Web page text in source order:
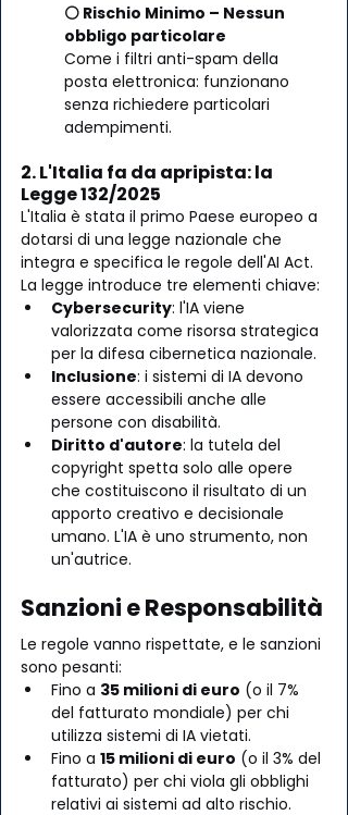
⚪ Rischio Minimo – Nessun
obbligo particolare
Come i filtri anti-spam della
posta elettronica: funzionano
senza richiedere particolari
adempimenti.
2. L'Italia fa da apripista: la
Legge 132/2025
L'Italia è stata il primo Paese europeo a
dotarsi di una legge nazionale che
integra e specifica le regole dell'AI Act.
La legge introduce tre elementi chiave:
Cybersecurity: l'IA viene
valorizzata come risorsa strategica
per la difesa cibernetica nazionale.
Inclusione: i sistemi di IA devono
essere accessibili anche alle
persone con disabilità.
Diritto d'autore: la tutela del
copyright spetta solo alle opere
che costituiscono il risultato di un
apporto creativo e decisionale
umano. L'IA è uno strumento, non
un'autrice.
Sanzioni e Responsabilità
Le regole vanno rispettate, e le sanzioni
sono pesanti:
Fino a 35 milioni di euro (o il 7%
del fatturato mondiale) per chi
utilizza sistemi di IA vietati.
Fino a 15 milioni di euro (o il 3% del
fatturato) per chi viola gli obblighi
relativi ai sistemi ad alto rischio.